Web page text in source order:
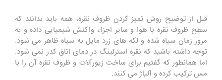
قبل از توضیح روش تمیز کردن ظروف نقره، همه باید بدانند که
سطح ظروف نقره با هوا و سایر اجزاء واکنش شیمیایی داده و به
مرور زمان سیاه شده و لکه های زرد مایل به سیاه ظاهر می شود.
توجه داشته باشید که نقره استرلینگ در دمای اتاق کدر نمی شود.
اما همانطور که گفتیم برای ساخت زیورآلات و ظروف نقره آن را با
مس ترکیب کرده و آلیاژ می کنند.